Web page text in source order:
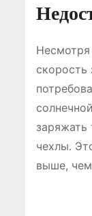
Несмотря
скорость
заряжать
чехлы․
выше, чем